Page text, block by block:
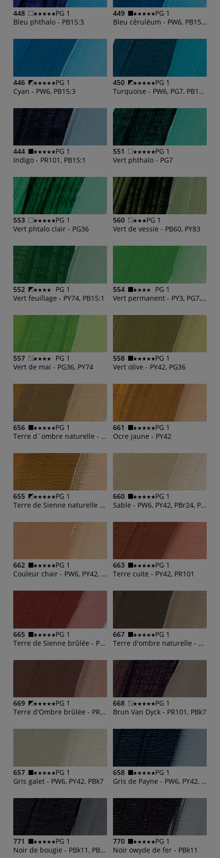
448
PG 1
Bleu phthalo - PB15:3
449
PG 1
Bleu céruléum - PW6, PB15:3
446
PG 1
Cyan - PW6, PB15:3
450
PG 1
Turquoise - PW6, PG7, PB15:1
444
PG 1
Indigo - PR101, PB15:1
551
PG 1
Vert phthalo - PG7
553
PG 1
Vert phtalo clair - PG36
560
PG 1
Vert de vessie - PB60, PY83
552
PG 1
Vert feuillage - PY74, PB15:1
554
PG 1
Vert permanent - PY3, PG7, PY74, PW7, PW5
557
PG 1
Vert de mai - PG36, PY74
558
PG 1
Vert olive - PY42, PG36
656
PG 1
Terre d´ombre naturelle - PY42, PBk7
661
PG 1
Ocre jaune - PY42
655
PG 1
Terre de Sienne naturelle - PY42, PBr25
660
PG 1
Sable - PW6, PY42, PBr24, PBk10
662
PG 1
Couleur chair - PW6, PY42, PR101
663
PG 1
Terre cuite - PY42, PR101
665
PG 1
Terre de Sienne brûlée - PR101
667
PG 1
Terre d'ombre naturelle - PY42, PR101, PBk7
669
PG 1
Terre d'Ombre brûlée - PR101, PBk11
668
PG 1
Brun Van Dyck - PR101, PBk7
657
PG 1
Gris galet - PW6, PY42, PBk7
658
PG 1
Gris de Payne - PW6, PY42, PBk7
771
PG 1
Noir de bougie - PBk11, PBk7
770
PG 1
Noir owyde de fer - PBk11